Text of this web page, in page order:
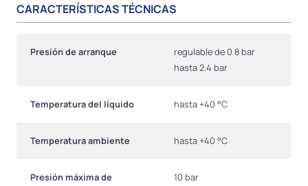
CARACTERÍSTICAS TÉCNICAS
Presión de arranque
regulable de 0.8 bar
hasta 2.4 bar
Temperatura del líquido hasta +40 °C
Temperatura ambiente hasta +40 °C
Presión máxima de
10 bar